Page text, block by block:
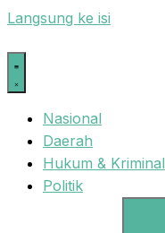
Langsung ke isi
Nasional
Daerah
Hukum & Kriminal
Politik